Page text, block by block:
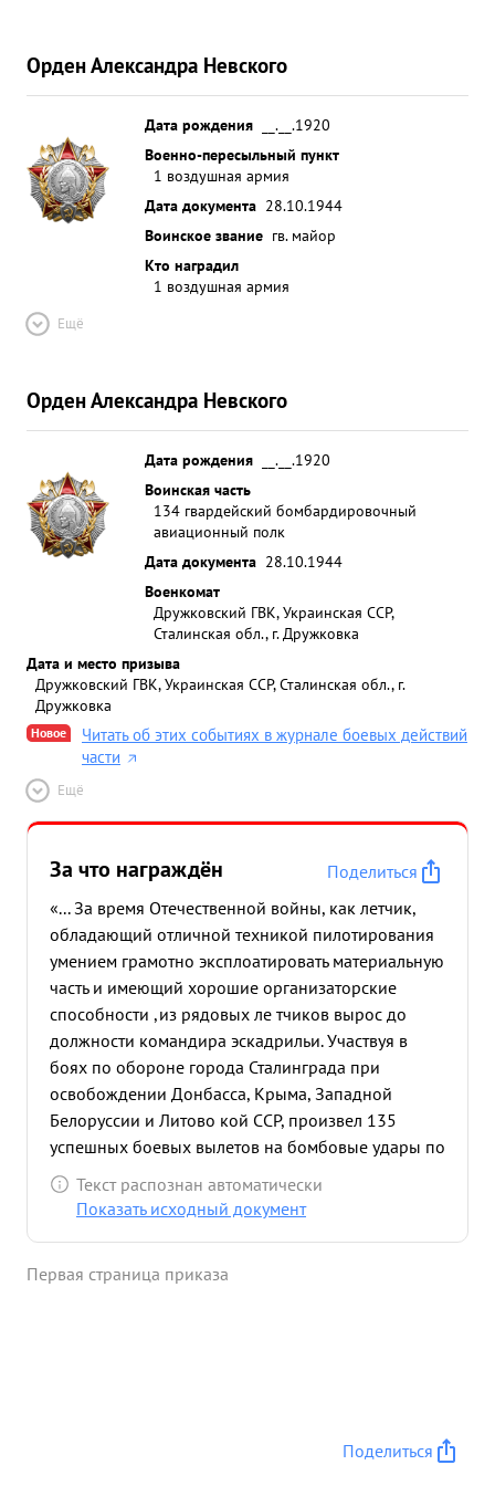
произвел бомбовый удар по артиллерийским
позициям и крепости, что 0,5 км. юго-западнее
Бартеньевка. Несмотря на заградительный огонь
ЗА противника задание выполнено успешно,
фотос нимками подтверждены разрывы бомб по
артпозициям и крепости. ...»
Орден Александра Невского
Дата рождения
__.__.1920
Военно-пересыльный пункт
1 воздушная армия
Дата документа 28.10.1944
Воинское звание гв. майор
Кто наградил
1 воздушная армия
Ещё
Орден Александра Невского
Дата рождения
__.__.1920
Воинская часть
134 гвардейский бомбардировочный
авиационный полк
Дата документа 28.10.1944
Военкомат
Дружковский ГВК, Украинская ССР,
Сталинская обл., г. Дружковка
Дата и место призыва
Дружковский ГВК, Украинская ССР, Сталинская обл., г.
Дружковка
Новое
Читать об этих событиях в журнале боевых действий
части
Ещё
За что награждён
Поделиться
«... За время Отечественной войны, как летчик,
обладающий отличной техникой пилотирования
умением грамотно эксплоатировать материальную
часть и имеющий хорошие организаторские
способности ,из рядовых ле тчиков вырос до
должности командира эскадрильи. Участвуя в
боях по обороне города Сталинграда при
освобождении Донбасса, Крыма, Западной
Белоруссии и Литово кой ССР, произвел 135
успешных боевых вылетов на бомбовые удары по
опорным пунктам скоплению техники и живой
силы врага. В бою смелый, решительный, в
примером для летного состава. За отличное
спецслужб и умело обучает летный сос тав
Текст распознан автоматически
Показать исходный документ
Первая страница приказа
Поделиться